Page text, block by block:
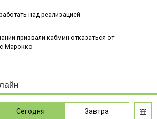
над реализацией
призвали кабмин отказаться от
Марокко
Сегодня Завтра